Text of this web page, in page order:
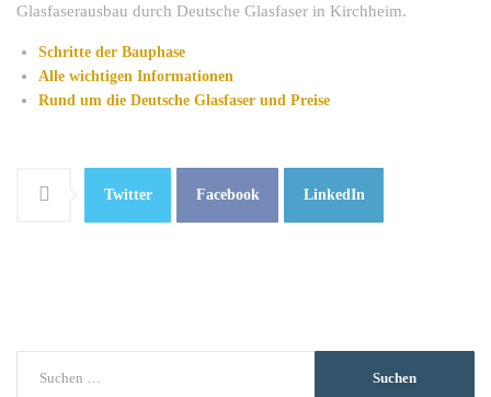
Glasfaserausbau durch Deutsche Glasfaser in Kirchheim.
Schritte der Bauphase
Alle wichtigen Informationen
Rund um die Deutsche Glasfaser und Preise
Twitter Facebook LinkedIn